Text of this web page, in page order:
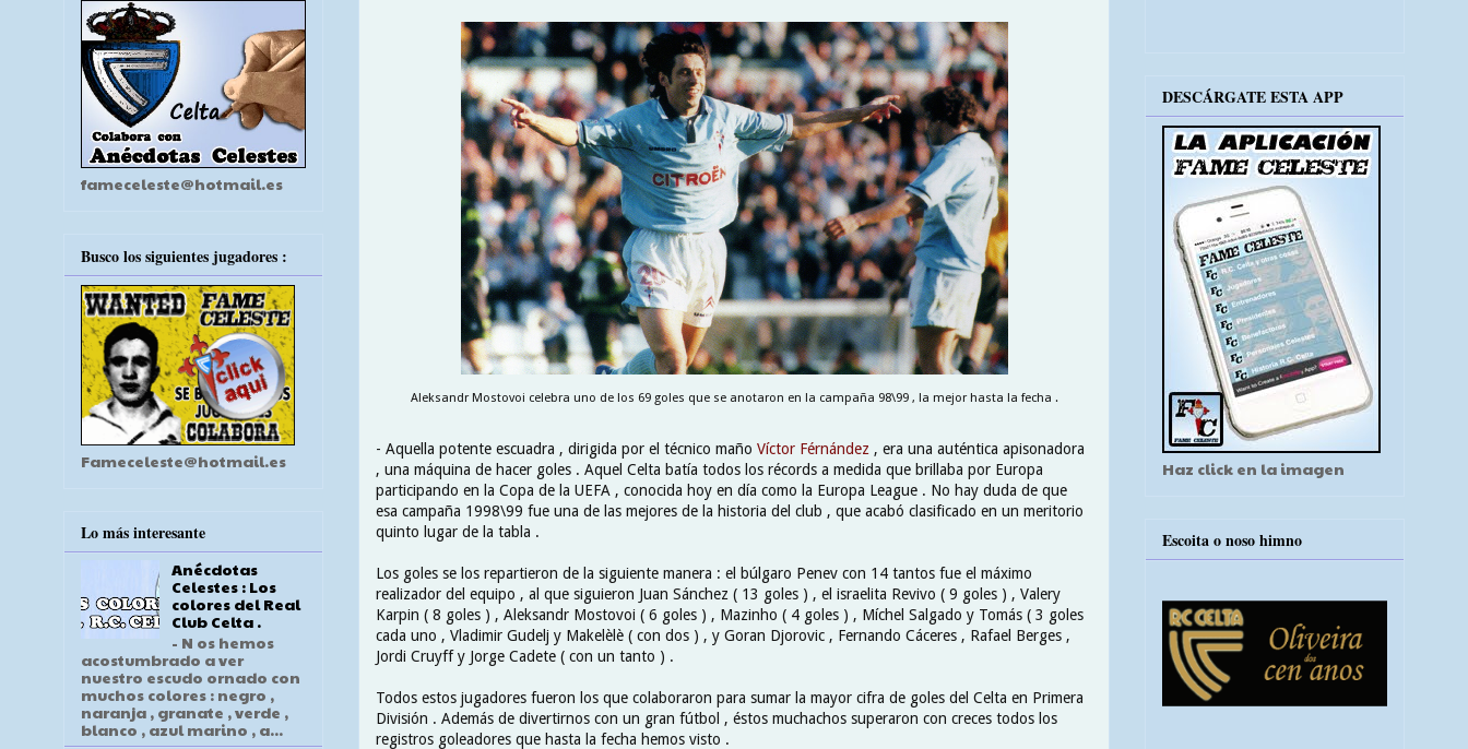
Aleksandr Mostovoi celebra uno de los 69 goles que se anotaron en la campaña 98\99 , la mejor hasta la fecha .
- Aquella potente escuadra , dirigida por el técnico maño Víctor Férnández , era una auténtica apisonadora
, una máquina de hacer goles . Aquel Celta batía todos los récords a medida que brillaba por Europa
participando en la Copa de la UEFA , conocida hoy en día como la Europa League . No hay duda de que
esa campaña 1998\99 fue una de las mejores de la historia del club , que acabó clasificado en un meritorio
quinto lugar de la tabla .
Los goles se los repartieron de la siguiente manera : el búlgaro Penev con 14 tantos fue el máximo
realizador del equipo , al que siguieron Juan Sánchez ( 13 goles ) , el israelita Revivo ( 9 goles ) , Valery
Karpin ( 8 goles ) , Aleksandr Mostovoi ( 6 goles ) , Mazinho ( 4 goles ) , Míchel Salgado y Tomás ( 3 goles
cada uno , Vladimir Gudelj y Makelèlè ( con dos ) , y Goran Djorovic , Fernando Cáceres , Rafael Berges ,
Jordi Cruyff y Jorge Cadete ( con un tanto ) .
Todos estos jugadores fueron los que colaboraron para sumar la mayor cifra de goles del Celta en Primera
División . Además de divertirnos con un gran fútbol , éstos muchachos superaron con creces todos los
registros goleadores que hasta la fecha hemos visto .
fameceleste@hotmail.es
Busco los siguientes jugadores :
Fameceleste@hotmail.es
Lo más interesante
Anécdotas
Celestes : Los
colores del Real
Club Celta .
- N os hemos
acostumbrado a ver
nuestro escudo ornado con
muchos colores : negro ,
naranja , granate , verde ,
blanco , azul marino , a...
DESCÁRGATE ESTA APP
Haz click en la imagen
Escoita o noso himno